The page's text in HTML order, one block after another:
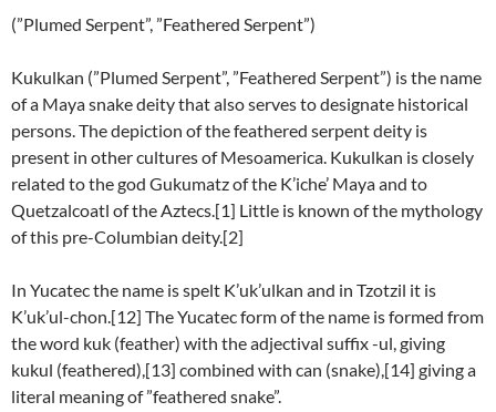
(”Plumed Serpent”, ”Feathered Serpent”)
Kukulkan (”Plumed Serpent”, ”Feathered Serpent”) is the name
of a Maya snake deity that also serves to designate historical
persons. The depiction of the feathered serpent deity is
present in other cultures of Mesoamerica. Kukulkan is closely
related to the god Gukumatz of the K’iche’ Maya and to
Quetzalcoatl of the Aztecs.[1] Little is known of the mythology
of this pre-Columbian deity.[2]
In Yucatec the name is spelt K’uk’ulkan and in Tzotzil it is
K’uk’ul-chon.[12] The Yucatec form of the name is formed from
the word kuk (feather) with the adjectival suffix -ul, giving
kukul (feathered),[13] combined with can (snake),[14] giving a
literal meaning of ”feathered snake”.